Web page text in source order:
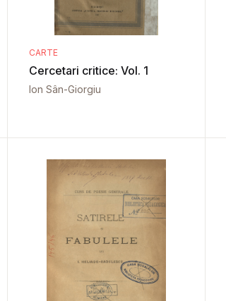
CARTE
Cercetari critice: Vol. 1
Ion Sân-Giorgiu